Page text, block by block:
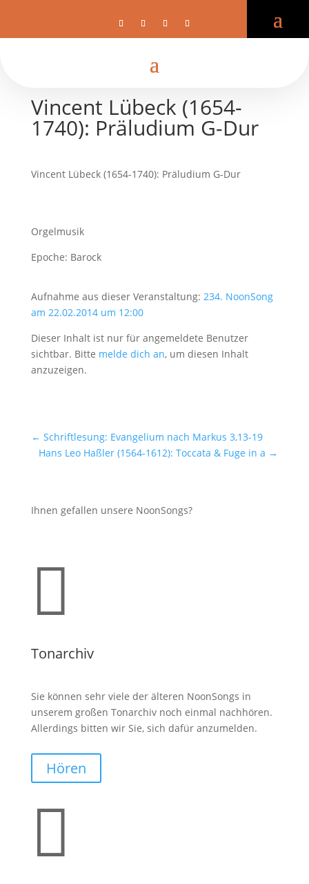
Vincent Lübeck (1654-
1740): Präludium G-Dur
Vincent Lübeck (1654-1740): Präludium G-Dur
Orgelmusik
Epoche: Barock
Aufnahme aus dieser Veranstaltung: 234. NoonSong
am 22.02.2014 um 12:00
Dieser Inhalt ist nur für angemeldete Benutzer
sichtbar. Bitte melde dich an, um diesen Inhalt
anzuzeigen.
← Schriftlesung: Evangelium nach Markus 3,13-19
Hans Leo Haßler (1564-1612): Toccata & Fuge in a →
Ihnen gefallen unsere NoonSongs?

Tonarchiv
Sie können sehr viele der älteren NoonSongs in
unserem großen Tonarchiv noch einmal nachhören.
Allerdings bitten wir Sie, sich dafür anzumelden.
Hören
